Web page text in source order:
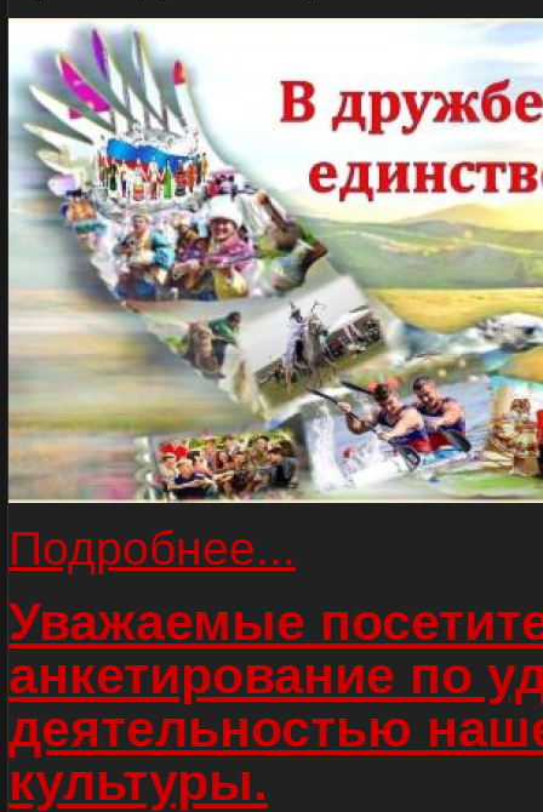
Подробнее...
Уважаемые
анкетирование по
деятельностью
культуры.